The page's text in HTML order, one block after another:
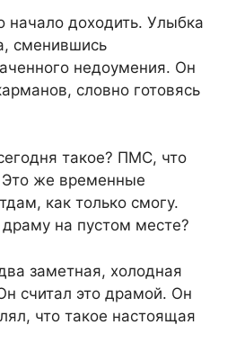
начало доходить. Улыбка
сменившись
недоумения. Он
словно готовясь
такое? ПМС, что
же временные
как только смогу.
на пустом месте?
заметная, холодная
считал это драмой. Он
что такое настоящая